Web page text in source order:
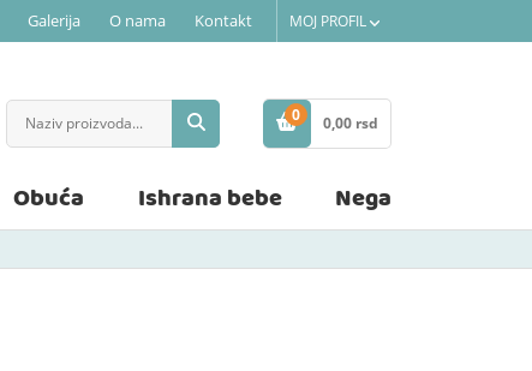
Galerija O nama Kontakt MOJ PROFIL
0
STAVKE
0,00 rsd
Obuća Ishrana bebe Nega